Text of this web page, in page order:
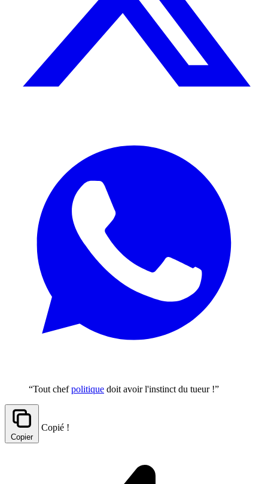
“Tout chefpolitique doit avoir l'instinct du tueur !”
Copier
Copié !